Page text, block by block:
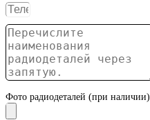
Фото радиодеталей (при наличии)